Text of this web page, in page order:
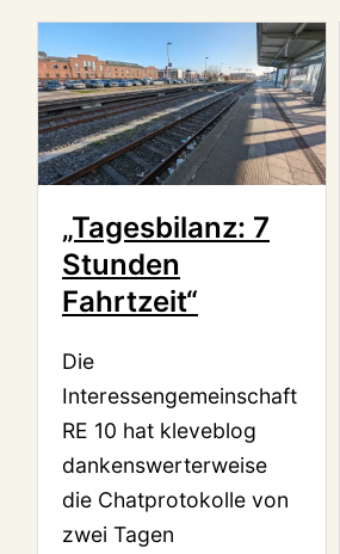
„Tagesbilanz: 7
Stunden
Fahrtzeit“
Die
Interessengemeinschaft
RE 10 hat kleveblog
dankenswerterweise
die Chatprotokolle von
zwei Tagen